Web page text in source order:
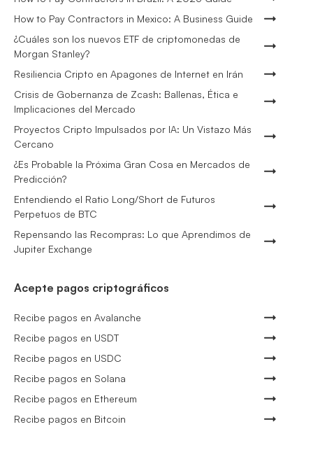
How to Pay Contractors in Mexico: A Business Guide
¿Cuáles son los nuevos ETF de criptomonedas de
Morgan Stanley?
Resiliencia Cripto en Apagones de Internet en Irán
Crisis de Gobernanza de Zcash: Ballenas, Ética e
Implicaciones del Mercado
Proyectos Cripto Impulsados por IA: Un Vistazo Más
Cercano
¿Es Probable la Próxima Gran Cosa en Mercados de
Predicción?
Entendiendo el Ratio Long/Short de Futuros
Perpetuos de BTC
Repensando las Recompras: Lo que Aprendimos de
Jupiter Exchange
Acepte pagos criptográficos
Recibe pagos en Avalanche
Recibe pagos en USDT
Recibe pagos en USDC
Recibe pagos en Solana
Recibe pagos en Ethereum
Recibe pagos en Bitcoin